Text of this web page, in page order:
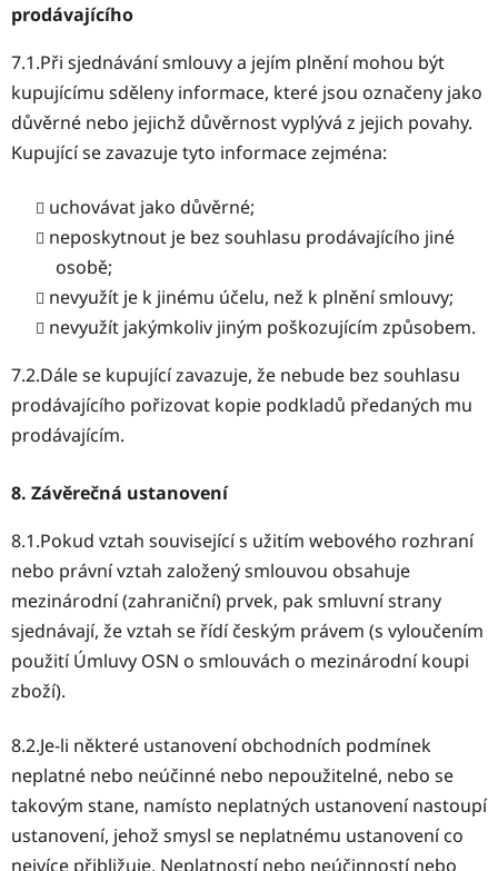
prodávajícího
7.1.Při sjednávání smlouvy a jejím plnění mohou být
kupujícímu sděleny informace, které jsou označeny jako
důvěrné nebo jejichž důvěrnost vyplývá z jejich povahy.
Kupující se zavazuje tyto informace zejména:
uchovávat jako důvěrné;
neposkytnout je bez souhlasu prodávajícího jiné
osobě;
nevyužít je k jinému účelu, než k plnění smlouvy;
nevyužít jakýmkoliv jiným poškozujícím způsobem.
7.2.Dále se kupující zavazuje, že nebude bez souhlasu
prodávajícího pořizovat kopie podkladů předaných mu
prodávajícím.
8. Závěrečná ustanovení
8.1.Pokud vztah související s užitím webového rozhraní
nebo právní vztah založený smlouvou obsahuje
mezinárodní (zahraniční) prvek, pak smluvní strany
sjednávají, že vztah se řídí českým právem (s vyloučením
použití Úmluvy OSN o smlouvách o mezinárodní koupi
zboží).
8.2.Je-li některé ustanovení obchodních podmínek
neplatné nebo neúčinné nebo nepoužitelné, nebo se
takovým stane, namísto neplatných ustanovení nastoupí
ustanovení, jehož smysl se neplatnému ustanovení co
nejvíce přibližuje. Neplatností nebo neúčinností nebo